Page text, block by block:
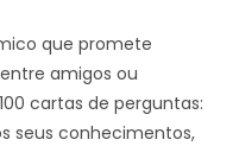
que promete
amigos ou
cartas de perguntas:
seus conhecimentos,